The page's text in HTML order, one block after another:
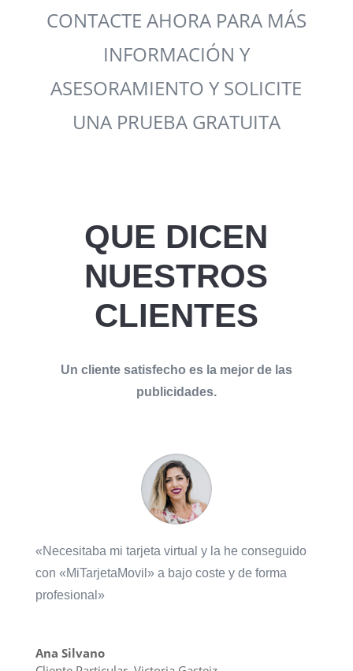
CONTACTE AHORA PARA MÁS
INFORMACIÓN Y
ASESORAMIENTO Y SOLICITE
UNA PRUEBA GRATUITA
QUE DICEN
NUESTROS
CLIENTES
Un cliente satisfecho es la mejor de las
publicidades.
«Necesitaba mi tarjeta virtual y la he conseguido
con «MiTarjetaMovil» a bajo coste y de forma
profesional»
Ana Silvano